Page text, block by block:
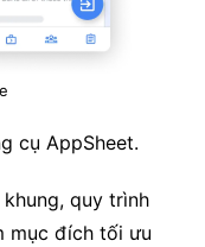
cụ AppSheet.
quy trình
mục đích tối ưu